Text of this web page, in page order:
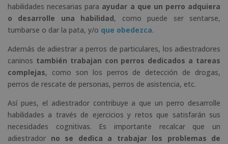
habilidades necesarias para ayudar a que un perro adquiera
o desarrolle una habilidad, como puede ser sentarse,
tumbarse o dar la pata, y/o que obedezca.
Además de adiestrar a perros de particulares, los adiestradores
caninos también trabajan con perros dedicados a tareas
complejas, como son los perros de detección de drogas,
perros de rescate de personas, perros de asistencia, etc.
Así pues, el adiestrador contribuye a que un perro desarrolle
habilidades a través de ejercicios y retos que satisfarán sus
necesidades cognitivas. Es importante recalcar que un
adiestrador no se dedica a trabajar los problemas de